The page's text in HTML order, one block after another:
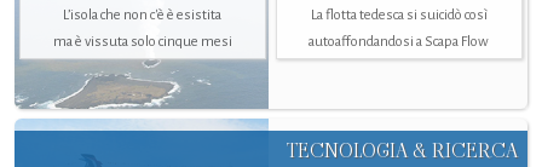
L’isola che non c'è è esistita
ma è vissuta solo cinque mesi
La flotta tedesca si suicidò così
autoaffondandosi a Scapa Flow
TECNOLOGIA & RICERCA